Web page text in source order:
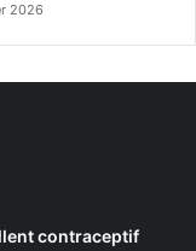
2026
contraceptif